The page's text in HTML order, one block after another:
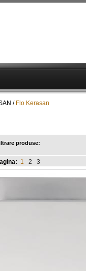
/ Flo Kerasan
produse:
1 2 3